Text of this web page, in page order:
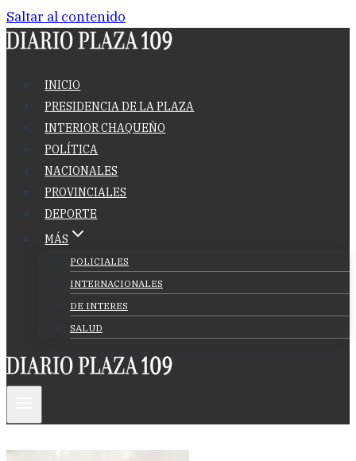
Saltar al contenido
INICIO
PRESIDENCIA DE LA PLAZA
INTERIOR CHAQUEÑO
POLÍTICA
NACIONALES
PROVINCIALES
DEPORTE
MÁS
POLICIALES
INTERNACIONALES
DE INTERES
SALUD